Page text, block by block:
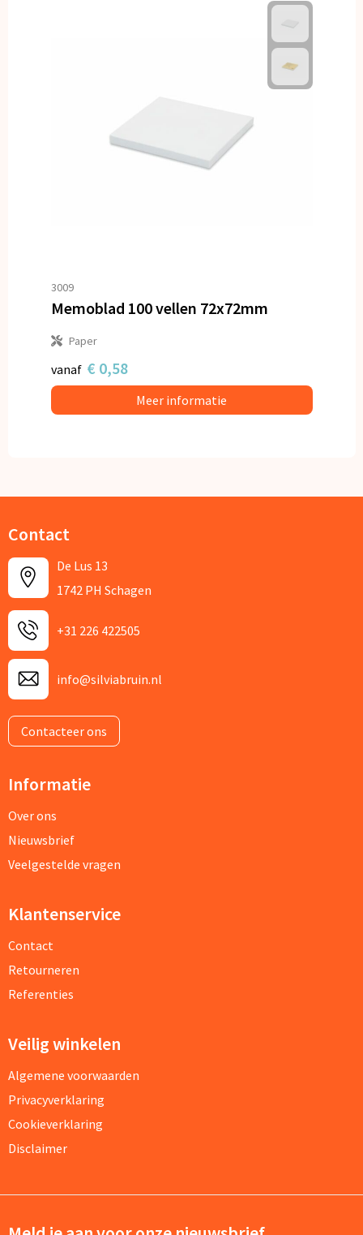
3009
Memoblad 100 vellen 72x72mm
Paper
vanaf € 0,58
Meer informatie
Contact
De Lus 13
1742 PH Schagen
+31 226 422505
info@silviabruin.nl
Contacteer ons
Informatie
Over ons
Nieuwsbrief
Veelgestelde vragen
Klantenservice
Contact
Retourneren
Referenties
Veilig winkelen
Algemene voorwaarden
Privacyverklaring
Cookieverklaring
Disclaimer